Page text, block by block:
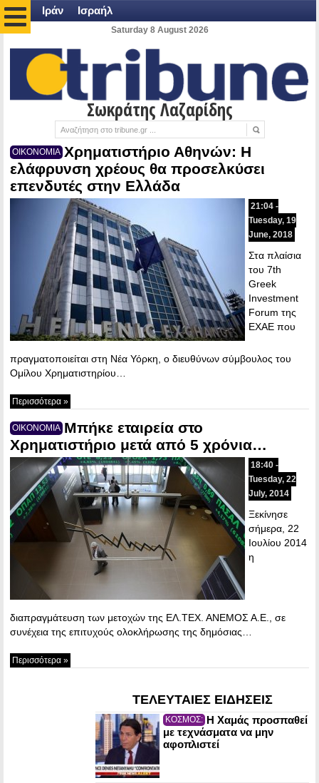
Ιράν Ισραήλ
Saturday 8 August 2026
Σωκράτης Λαζαρίδης
ΟΙΚΟΝΟΜΙΑ Χρηματιστήριο Αθηνών: Η
ελάφρυνση χρέους θα προσελκύσει
επενδυτές στην Ελλάδα
21:04 -
Tuesday, 19
June, 2018
Στα πλαίσια
του 7th
Greek
Investment
Forum της
ΕΧΑΕ που
πραγματοποιείται στη Νέα Υόρκη, ο διευθύνων σύμβουλος του
Ομίλου Χρηματιστηρίου…
Περισσότερα »
ΟΙΚΟΝΟΜΙΑ Μπήκε εταιρεία στο
Χρηματιστήριο μετά από 5 χρόνια…
18:40 -
Tuesday, 22
July, 2014
Ξεκίνησε
σήμερα, 22
Ιουλίου 2014
η
διαπραγμάτευση των μετοχών της ΕΛ.ΤΕΧ. ΑΝΕΜΟΣ Α.Ε., σε
συνέχεια της επιτυχούς ολοκλήρωσης της δημόσιας…
Περισσότερα »
ΤΕΛΕΥΤΑΙΕΣ ΕΙΔΗΣΕΙΣ
ΚΟΣΜΟΣ: Η Χαμάς προσπαθεί
με τεχνάσματα να μην
αφοπλιστεί